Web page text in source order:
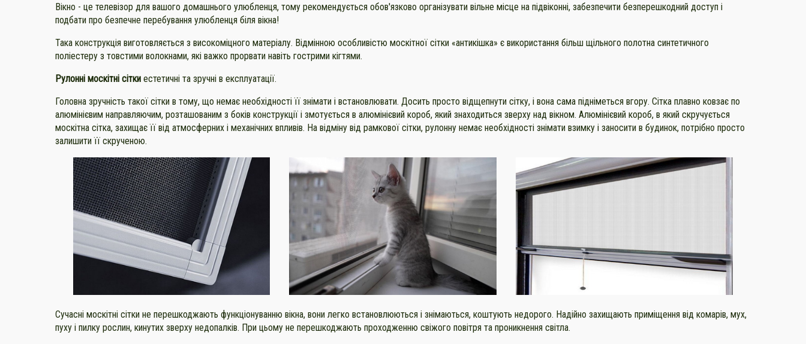
Вікно - це телевізор для вашого домашнього улюбленця, тому рекомендується обов'язково організувати вільне місце на підвіконні, забезпечити безперешкодний доступ і
подбати про безпечне перебування улюбленця біля вікна!
Така конструкція виготовляється з високоміцного матеріалу. Відмінною особливістю москітної сітки «антикішка» є використання більш щільного полотна синтетичного
поліестеру з товстими волокнами, які важко прорвати навіть гострими кігтями.
Рулонні москітні сітки естетичні та зручні в експлуатації.
Головна зручність такої сітки в тому, що немає необхідності її знімати і встановлювати. Досить просто відщепнути сітку, і вона сама підніметься вгору. Сітка плавно ковзає по
алюмінієвим направляючим, розташованим з боків конструкції і змотується в алюмінієвий короб, який знаходиться зверху над вікном. Алюмінієвий короб, в який скручується
москітна сітка, захищає її від атмосферних і механічних впливів. На відміну від рамкової сітки, рулонну немає необхідності знімати взимку і заносити в будинок, потрібно просто
залишити її скрученою.
Сучасні москітні сітки не перешкоджають функціонуванню вікна, вони легко встановлюються і знімаються, коштують недорого. Надійно захищають приміщення від комарів, мух,
пуху і пилку рослин, кинутих зверху недопалків. При цьому не перешкоджають проходженню свіжого повітря та проникнення світла.